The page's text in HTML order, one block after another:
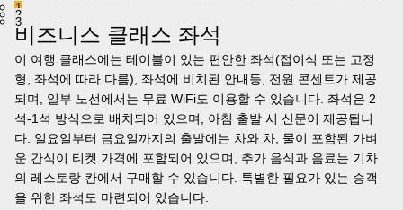
1
2
3
비즈니스 클래스 좌석
이 여행 클래스에는 테이블이 있는 편안한 좌석(접이식 또는 고정
형, 좌석에 따라 다름), 좌석에 비치된 안내등, 전원 콘센트가 제공
되며, 일부 노선에서는 무료 WiFi도 이용할 수 있습니다. 좌석은 2
석-1석 방식으로 배치되어 있으며, 아침 출발 시 신문이 제공됩니
다. 일요일부터 금요일까지의 출발에는 차와 차, 물이 포함된 가벼
운 간식이 티켓 가격에 포함되어 있으며, 추가 음식과 음료는 기차
의 레스토랑 칸에서 구매할 수 있습니다. 특별한 필요가 있는 승객
을 위한 좌석도 마련되어 있습니다.